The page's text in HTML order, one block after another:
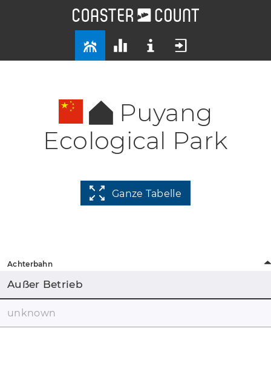
Puyang
Ecological Park
Ganze Tabelle
Achterbahn
Außer Betrieb
unknown